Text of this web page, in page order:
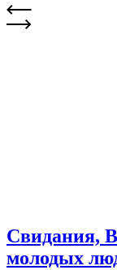
Свидания,
молодых